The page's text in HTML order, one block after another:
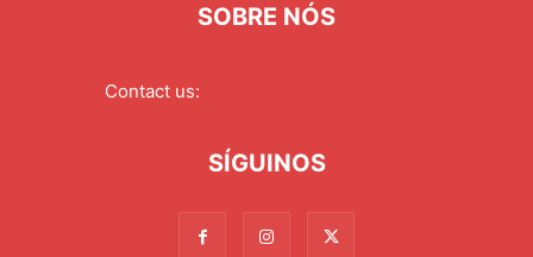
SOBRE NÓS
Contact us:
SÍGUINOS